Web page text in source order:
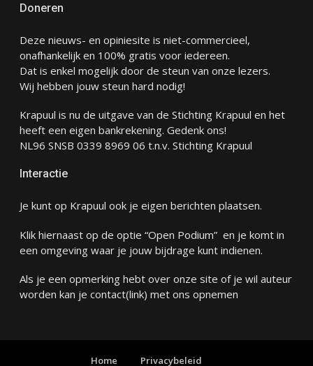
Doneren
Deze nieuws- en opiniesite is niet-commercieel,
onafhankelijk en 100% gratis voor iedereen.
Dat is enkel mogelijk door de steun van onze lezers.
Wij hebben jouw steun hard nodig!
Krapuul is nu de uitgave van de Stichting Krapuul en het
heeft een eigen bankrekening. Gedenk ons!
NL96 SNSB 0339 8969 06 t.n.v. Stichting Krapuul
Interactie
Je kunt op Krapuul ook je eigen berichten plaatsen.
Klik hiernaast op de optie “Open Podium” en je komt in
een omgeving waar je jouw bijdrage kunt indienen.
Als je een opmerking hebt over onze site of je wil auteur
worden kan je contact(link) met ons opnemen
Home Privacybeleid